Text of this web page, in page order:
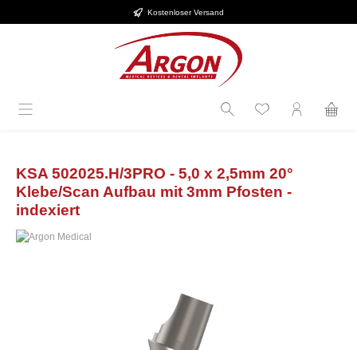
Kostenloser Versand
KSA 502025.H/3PRO - 5,0 x 2,5mm 20°
Klebe/Scan Aufbau mit 3mm Pfosten -
indexiert